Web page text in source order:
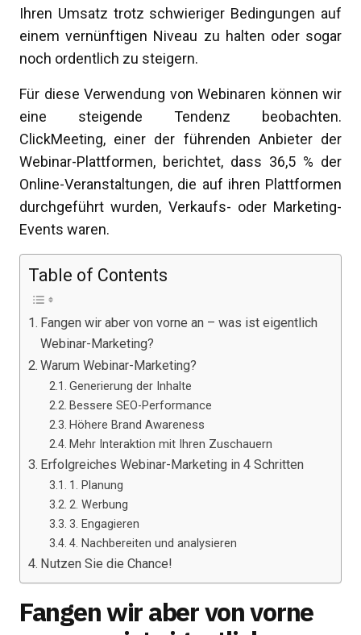
Ihren Umsatz trotz schwieriger Bedingungen auf
einem vernünftigen Niveau zu halten oder sogar
noch ordentlich zu steigern.
Für diese Verwendung von Webinaren können wir
eine steigende Tendenz beobachten.
ClickMeeting, einer der führenden Anbieter der
Webinar-Plattformen, berichtet, dass 36,5 % der
Online-Veranstaltungen, die auf ihren Plattformen
durchgeführt wurden, Verkaufs- oder Marketing-
Events waren.
Table of Contents
Fangen wir aber von vorne an – was ist eigentlich
Webinar-Marketing?
Warum Webinar-Marketing?
Generierung der Inhalte
Bessere SEO-Performance
Höhere Brand Awareness
Mehr Interaktion mit Ihren Zuschauern
Erfolgreiches Webinar-Marketing in 4 Schritten
1. Planung
2. Werbung
3. Engagieren
4. Nachbereiten und analysieren
Nutzen Sie die Chance!
Fangen wir aber von vorne